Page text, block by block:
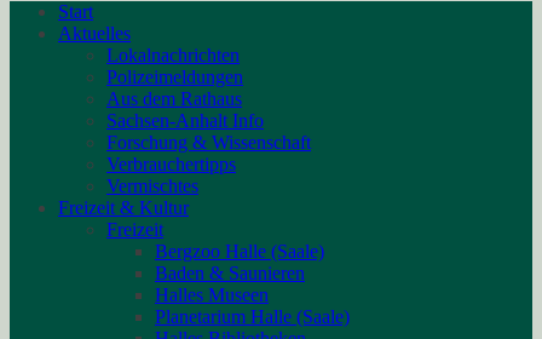
Start
Aktuelles
Lokalnachrichten
Polizeimeldungen
Aus dem Rathaus
Sachsen-Anhalt Info
Forschung & Wissenschaft
Verbrauchertipps
Vermischtes
Freizeit & Kultur
Freizeit
Bergzoo Halle (Saale)
Baden & Saunieren
Halles Museen
Planetarium Halle (Saale)